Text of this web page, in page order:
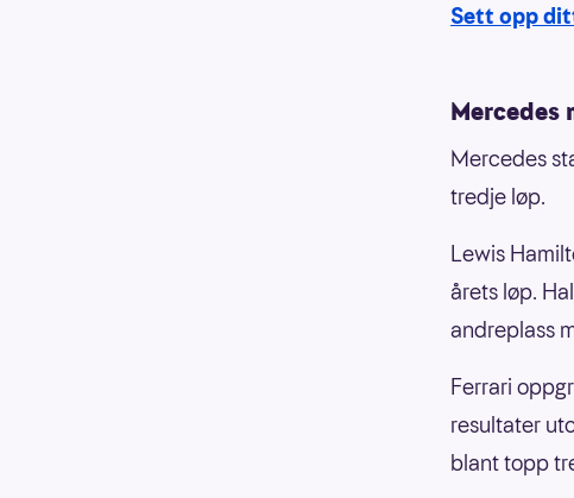
Sett opp
Mercedes
Mercedes
tredje løp.
Lewis
årets løp.
andreplass
Ferrari
resultater
blant topp